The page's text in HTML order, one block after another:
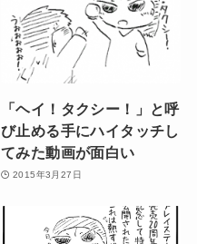
「ヘイ！タクシー！」と呼
び止める手にハイタッチし
てみた動画が面白い
2015年3月27日